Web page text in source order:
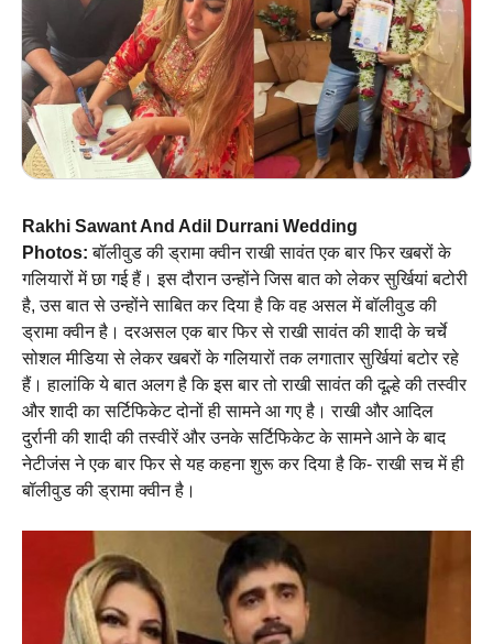
Rakhi Sawant And Adil Durrani Wedding
Photos:बॉलीवुड की ड्रामा क्वीन राखी सावंत एक बार फिर खबरों के
गलियारों में छा गई हैं। इस दौरान उन्होंने जिस बात को लेकर सुर्खियां बटोरी
है, उस बात से उन्होंने साबित कर दिया है कि वह असल में बॉलीवुड की
ड्रामा क्वीन है। दरअसल एक बार फिर से राखी सावंत की शादी के चर्चे
सोशल मीडिया से लेकर खबरों के गलियारों तक लगातार सुर्खियां बटोर रहे
हैं। हालांकि ये बात अलग है कि इस बार तो राखी सावंत की दूल्हे की तस्वीर
और शादी का सर्टिफिकेट दोनों ही सामने आ गए है। राखी और आदिल
दुर्रानी की शादी की तस्वीरें और उनके सर्टिफिकेट के सामने आने के बाद
नेटीजंस ने एक बार फिर से यह कहना शुरू कर दिया है कि- राखी सच में ही
बॉलीवुड की ड्रामा क्वीन है।